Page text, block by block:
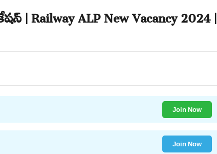
| Railway ALP New Vacancy 2024 |
Join Now
Join Now